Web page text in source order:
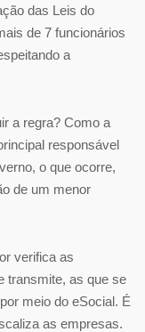
das Leis do
de 7 funcionários
a
a regra? Como a
responsável
o que ocorre,
de um menor
verifica as
transmite, as que se
meio do eSocial. É
as empresas.